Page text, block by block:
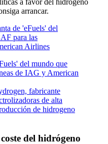
a favor del hidrógeno
arrancar.
del mundo que
de IAG y American
fabricante
de alta
de hidrogeno
del hidrógeno